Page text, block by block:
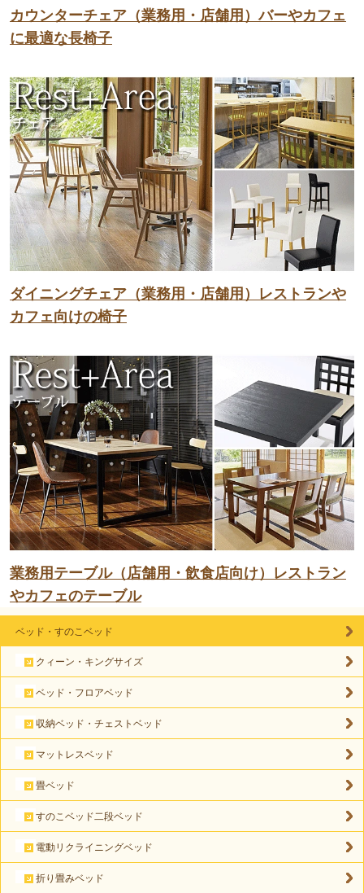
カウンターチェア（業務用・店舗用）バーやカフェ
に最適な長椅子
ダイニングチェア（業務用・店舗用）レストランや
カフェ向けの椅子
業務用テーブル（店舗用・飲食店向け）レストラン
やカフェのテーブル
ベッド・すのこベッド
クィーン・キングサイズ
ベッド・フロアベッド
収納ベッド・チェストベッド
マットレスベッド
畳ベッド
すのこベッド二段ベッド
電動リクライニングベッド
折り畳みベッド